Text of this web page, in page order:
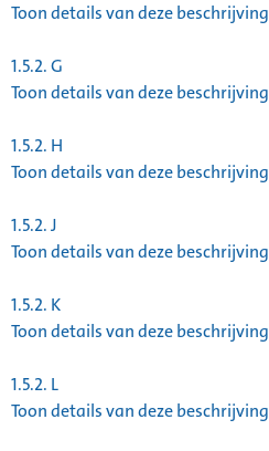
Toon details van deze beschrijving
1.5.2.G
Toon details van deze beschrijving
1.5.2. H
Toon details van deze beschrijving
1.5.2.J
Toon details van deze beschrijving
1.5.2. K
Toon details van deze beschrijving
1.5.2. L
Toon details van deze beschrijving